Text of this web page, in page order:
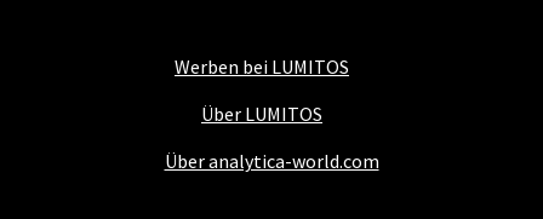
Werben bei LUMITOS
Über LUMITOS
Über analytica-world.com